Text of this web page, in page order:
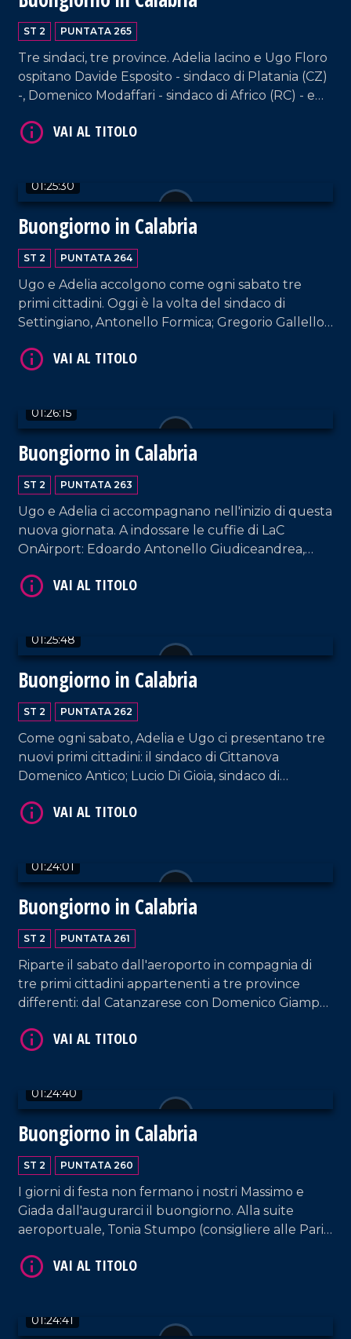
ST 2 PUNTATA 265
Tre sindaci, tre province. Adelia Iacino e Ugo Floro
ospitano Davide Esposito - sindaco di Platania (CZ)
-, Domenico Modaffari - sindaco di Africo (RC) - e
d'Epiro (CS).
01:25:30
Buongiorno in Calabria
ST 2 PUNTATA 264
Ugo e Adelia accolgono come ogni sabato tre
primi cittadini. Oggi è la volta del sindaco di
Settingiano, Antonello Formica; Gregorio Gallello
Vincenzo Pellegrino.
01:26:15
Buongiorno in Calabria
ST 2 PUNTATA 263
Ugo e Adelia ci accompagnano nell'inizio di questa
nuova giornata. A indossare le cuffie di LaC
OnAirport: Edoardo Antonello Giudiceandrea,
Petronà; Donatella Deposito, sindaca di Parenti.
01:25:48
Buongiorno in Calabria
ST 2 PUNTATA 262
Come ogni sabato, Adelia e Ugo ci presentano tre
nuovi primi cittadini: il sindaco di Cittanova
Domenico Antico; Lucio Di Gioia, sindaco di
del Bianco.
01:24:01
Buongiorno in Calabria
ST 2 PUNTATA 261
Riparte il sabato dall'aeroporto in compagnia di
tre primi cittadini appartenenti a tre province
differenti: dal Catanzarese con Domenico Giampà
Condello (sindaco di San Nicola Da Crissa, nel
a cura di Adelia Iacino e Ugo Floro.
01:24:40
Buongiorno in Calabria
ST 2 PUNTATA 260
I giorni di festa non fermano i nostri Massimo e
Giada dall'augurarci il buongiorno. Alla suite
aeroportuale, Tonia Stumpo (consigliere alle Pari
Parchi Marini Calabria). Infine, Michele Mirabelli,
VAI AL TITOLO
01:24:41
VAI AL TITOLO
VAI AL TITOLO
VAI AL TITOLO